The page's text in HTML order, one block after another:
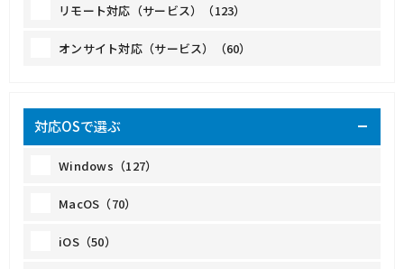
リモート対応（サービス）（123）
オンサイト対応（サービス）（60）
対応OSで選ぶ
Windows（127）
MacOS（70）
iOS（50）